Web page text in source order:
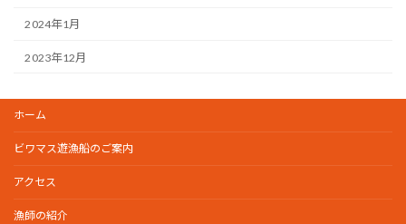
2024年1月
2023年12月
ホーム
ビワマス遊漁船のご案内
アクセス
漁師の紹介